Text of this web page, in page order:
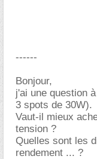
------
Bonjour,
j'ai une question
3 spots de 30W).
Vaut-il mieux
tension ?
Quelles sont les
rendement ... ?